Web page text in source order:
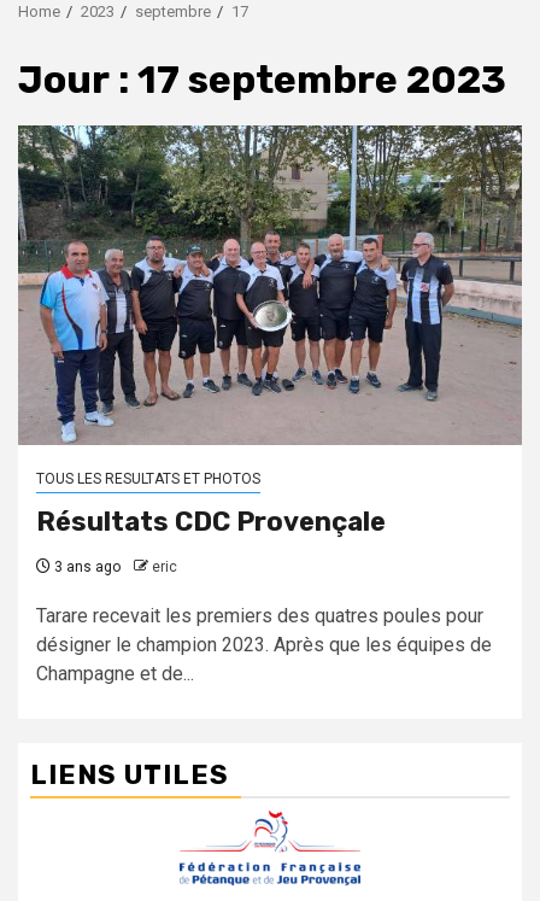
Home 2023 septembre 17
Jour : 17 septembre 2023
TOUS LES RESULTATS ET PHOTOS
Résultats CDC Provençale
3 ans ago eric
Tarare recevait les premiers des quatres poules pour
désigner le champion 2023. Après que les équipes de
Champagne et de...
LIENS UTILES